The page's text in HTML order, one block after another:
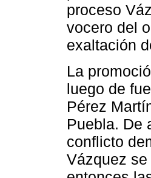
proceso
vocero del
exaltación
La
luego de
Pérez
Puebla. De
conflicto
Vázquez